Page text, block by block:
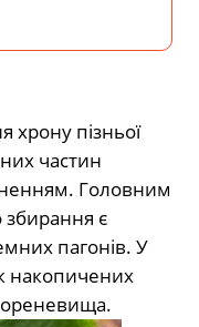
хрону пізньої
частин
Головним
збирання є
пагонів. У
накопичених